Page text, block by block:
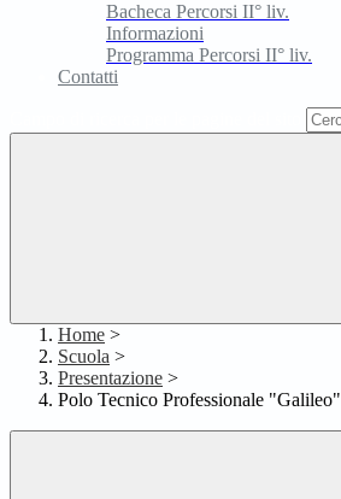
Bacheca Percorsi II° liv.
Informazioni
Programma Percorsi II° liv.
Contatti
Home >
Scuola >
Presentazione >
Polo Tecnico Professionale "Galileo"